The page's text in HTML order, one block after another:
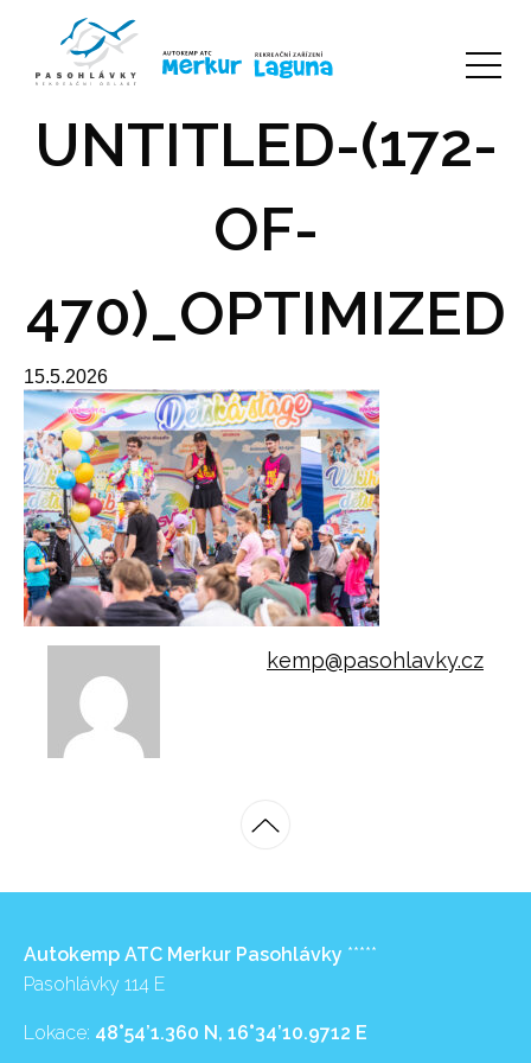
UNTITLED-(172-
OF-
470)_OPTIMIZED
15.5.2026
kemp@pasohlavky.cz
Autokemp ATC Merkur Pasohlávky *****
Pasohlávky 114 E
Lokace: 48°54’1.360 N, 16°34’10.9712 E